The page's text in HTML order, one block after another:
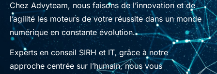
Chez Advyteam, nous faisons de l’innovation et de
l’agilité les moteurs de votre réussite dans un monde
numérique en constante évolution.
Experts en conseil SIRH et IT, grâce à notre
approche centrée sur l’humain, nous vous